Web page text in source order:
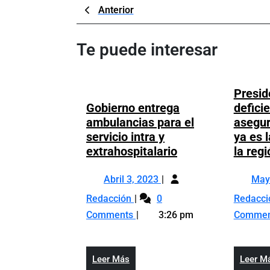
Navegación
de
entradas
AnteriorPrevious
Post
Te puede interesar
Gobierno entrega
ambulancias para el
servicio intra y
extrahospitalarioGobierno
ambulancias
servicio
extrahospitalario
Abril 3, 2023 Abril
2023
Redacción Gobierno
entrega
ambulancias
0
Comments
3:26 pm
Leer Más
ya es
la
Leer